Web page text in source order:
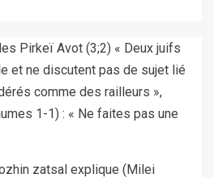
Pirkeï Avot (3;2) « Deux juifs
et ne discutent pas de sujet lié
comme des railleurs »,
1-1) : « Ne faites pas une
zatsal explique (Milei